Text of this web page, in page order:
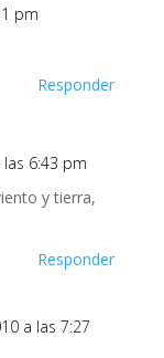
pm
Responder
6:43 pm
y tierra,
Responder
a las 7:27